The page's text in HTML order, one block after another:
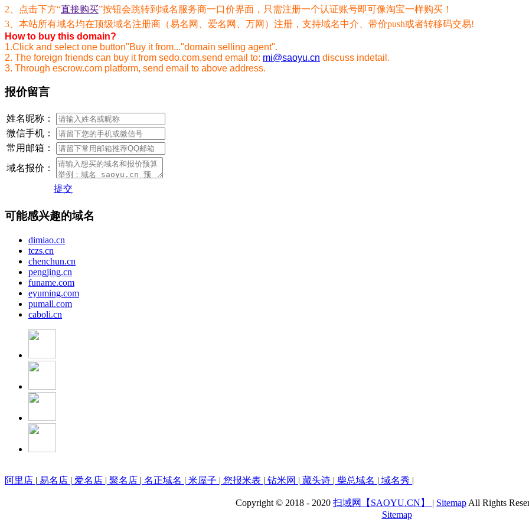
2、点击下方“直接购买”按钮会跳转到域名服务商一口价界面，只需注册一个认证账号即可像淘宝一样购买！
3、本站所有域名均在顶级域名注册商（易名网、爱名网、万网）注册，支持域名中介、带价push或者转移码交易!
How to buy this domain?
1.Click and select one button"Buy it from..."domain selling agent".
2. The foreign friends can buy it from sedo.com,send email to: mi@saoyu.cn discuss indetail.
3. Through escrow.com platform, send email to above address.
报价留言
姓名昵称：
微信手机：
常用邮箱：
域名报价：
提交
可能感兴趣的域名
dimiao.cn
tczs.cn
chenchun.cn
pengjing.cn
funame.com
eyuming.com
pumall.com
caboli.cn
阿里店 | 易名店 | 爱名店 | 聚名店 | 名正域名 | 米屋子 | 您报米表 | 钻米网 | 藏头诗 | 柴总域名 | 域名秀 |
Copyright © 2018 - 2020 扫域网【SAOYU.CN】 | Sitemap All Rights
Sitemap